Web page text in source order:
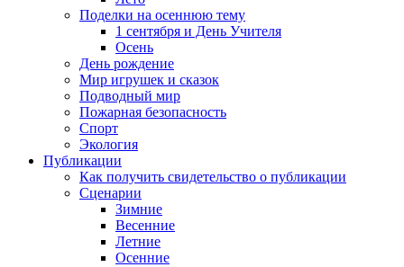
Поделки на осеннюю тему
1 сентября и День Учителя
Осень
День рождение
Мир игрушек и сказок
Подводный мир
Пожарная безопасность
Спорт
Экология
Публикации
Как получить свидетельство о публикации
Сценарии
Зимние
Весенние
Летние
Осенние